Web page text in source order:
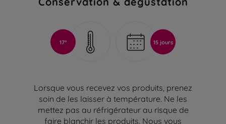
17° 15 jours
Lorsque vous recevez vos produits, prenez
soin de les laisser à température. Ne les
mettez pas au réfrigérateur au risque de
faire blanchir les produits. Nous vous